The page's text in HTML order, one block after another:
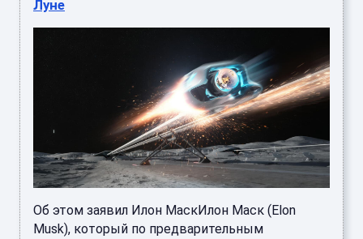
Луне
Об этом заявил Илон МаскИлон Маск (Elon
Musk), который по предварительным